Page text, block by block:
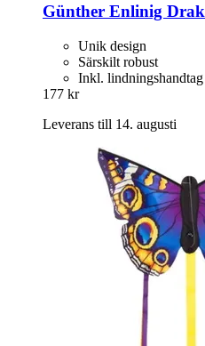
Günther Enlinig
Unik design
Särskilt robust
Inkl.
177 kr
Leverans till 14. augusti